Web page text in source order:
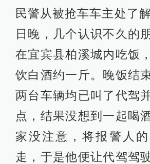
民警从被抢车车主处了
日晚，几个认识不久的
在宜宾县柏溪城内吃饭
饮白酒约一斤。晚饭结
两台车辆均已叫了代驾
点，结果没想到一起喝
家没注意，将报警人
走，于是他便让代驾驾